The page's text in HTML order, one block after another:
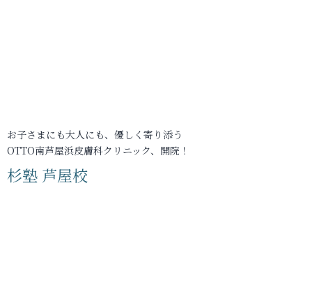
お子さまにも大人にも、優しく寄り添う
OTTO南芦屋浜皮膚科クリニック、開院！
杉塾 芦屋校